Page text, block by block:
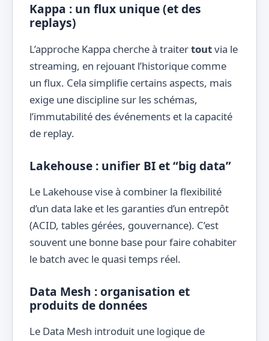
Kappa : un flux unique (et des
replays)
L’approche Kappa cherche à traitertoutvia le
streaming, en rejouant l’historique comme
un flux. Cela simplifie certains aspects, mais
exige une discipline sur les schémas,
l’immutabilité des événements et la capacité
de replay.
Lakehouse : unifier BI et “big data”
Le Lakehouse vise à combiner la flexibilité
d’un data lake et les garanties d’un entrepôt
(ACID, tables gérées, gouvernance). C’est
souvent une bonne base pour faire cohabiter
le batch avec le quasi temps réel.
Data Mesh : organisation et
produits de données
Le Data Mesh introduit une logique de